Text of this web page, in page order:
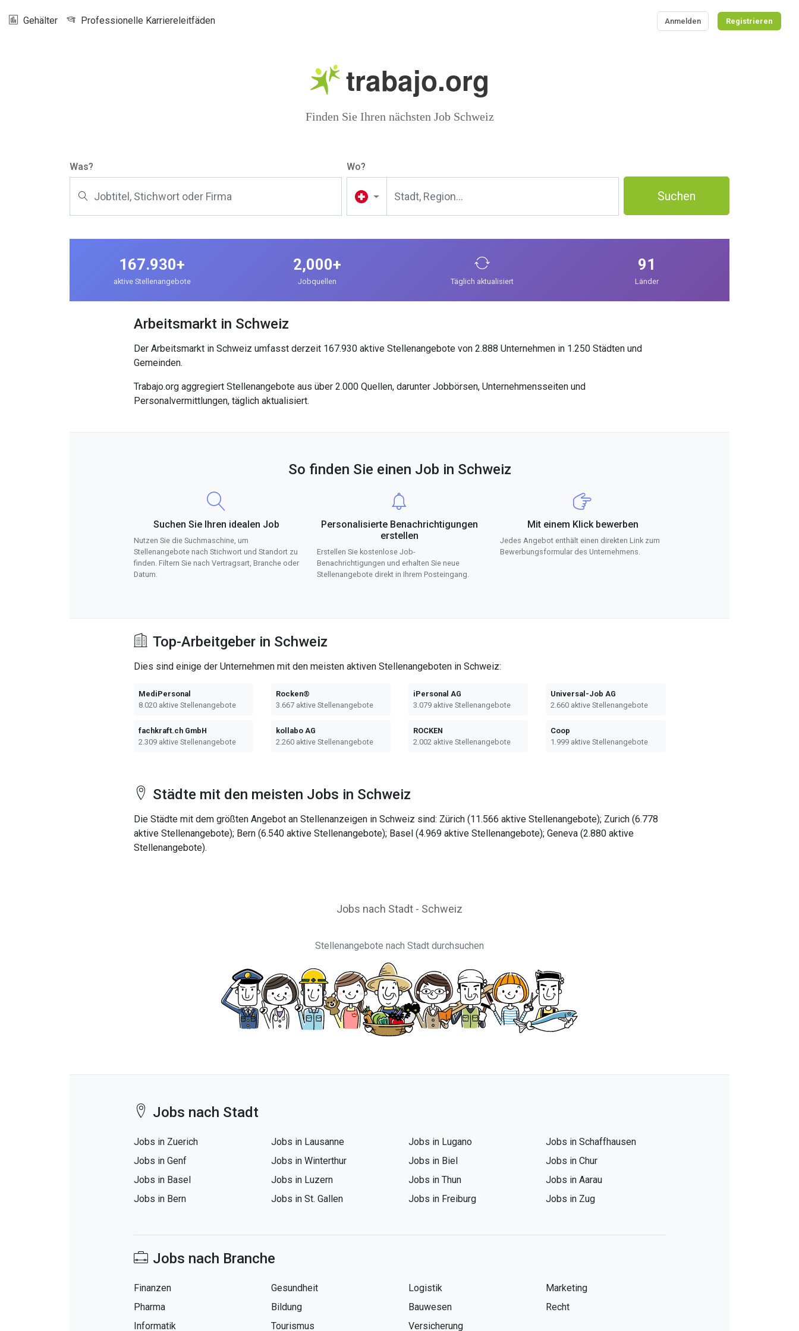
Gehälter Professionelle Karriereleitfäden Anmelden Registrieren
trabajo.org
Finden Sie Ihren nächsten Job Schweiz
Was? Wo?
Suchen
167.930+
aktive Stellenangebote
2,000+
Jobquellen Täglich aktualisiert
91
Länder
Arbeitsmarkt in Schweiz
Der Arbeitsmarkt in Schweiz umfasst derzeit 167.930 aktive Stellenangebote von 2.888 Unternehmen in 1.250 Städten und
Gemeinden.
Trabajo.org aggregiert Stellenangebote aus über 2.000 Quellen, darunter Jobbörsen, Unternehmensseiten und
Personalvermittlungen, täglich aktualisiert.
So finden Sie einen Job in Schweiz
Suchen Sie Ihren idealen Job
Nutzen Sie die Suchmaschine, um
Stellenangebote nach Stichwort und Standort zu
finden. Filtern Sie nach Vertragsart, Branche oder
Datum.
Personalisierte Benachrichtigungen
erstellen
Erstellen Sie kostenlose Job-
Benachrichtigungen und erhalten Sie neue
Stellenangebote direkt in Ihrem Posteingang.
Mit einem Klick bewerben
Jedes Angebot enthält einen direkten Link zum
Bewerbungsformular des Unternehmens.
Top-Arbeitgeber in Schweiz
Dies sind einige der Unternehmen mit den meisten aktiven Stellenangeboten in Schweiz:
MediPersonal
8.020 aktive Stellenangebote
Rocken®
3.667 aktive Stellenangebote
iPersonal AG
3.079 aktive Stellenangebote
Universal-Job AG
2.660 aktive Stellenangebote
fachkraft.ch GmbH
2.309 aktive Stellenangebote
kollabo AG
2.260 aktive Stellenangebote
ROCKEN
2.002 aktive Stellenangebote
Coop
1.999 aktive Stellenangebote
Städte mit den meisten Jobs in Schweiz
Die Städte mit dem größten Angebot an Stellenanzeigen in Schweiz sind: Zürich (11.566 aktive Stellenangebote); Zurich (6.778
aktive Stellenangebote); Bern (6.540 aktive Stellenangebote); Basel (4.969 aktive Stellenangebote); Geneva (2.880 aktive
Stellenangebote).
Jobs nach Stadt - Schweiz
Stellenangebote nach Stadt durchsuchen
Jobs nach Stadt
Jobs in Zuerich
Jobs in Genf
Jobs in Basel
Jobs in Bern
Jobs in Lausanne
Jobs in Winterthur
Jobs in Luzern
Jobs in St. Gallen
Jobs in Lugano
Jobs in Biel
Jobs in Thun
Jobs in Freiburg
Jobs in Schaffhausen
Jobs in Chur
Jobs in Aarau
Jobs in Zug
Jobs nach Branche
Finanzen
Pharma
Informatik
Gesundheit
Bildung
Tourismus
Logistik
Bauwesen
Versicherung
Marketing
Recht